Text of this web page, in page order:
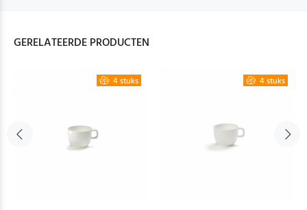
GERELATEERDE PRODUCTEN
4 stuks 4 stuks